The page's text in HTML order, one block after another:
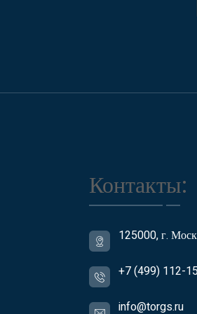
Контакты:
125000, г.
+7 (499) 112-
info@torgs.ru